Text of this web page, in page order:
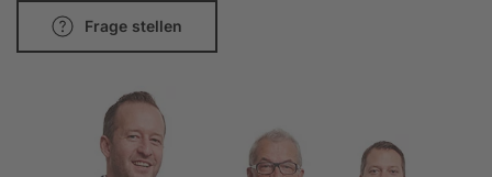
Frage stellen